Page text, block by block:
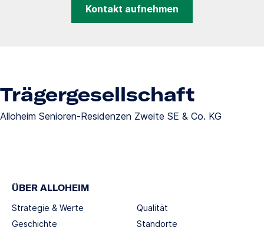
Kontakt aufnehmen
Trägergesellschaft
Alloheim Senioren-Residenzen Zweite SE & Co. KG
ÜBER ALLOHEIM
Strategie & Werte
Geschichte
Qualität
Standorte